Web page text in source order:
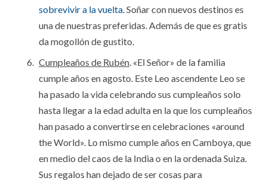
sobrevivir a la vuelta. Soñar con nuevos destinos es
una de nuestras preferidas. Además de que es gratis
da mogollón de gustito.
Cumpleaños de Rubén. «El Señor» de la familia
cumple años en agosto. Este Leo ascendente Leo se
ha pasado la vida celebrando sus cumpleaños solo
hasta llegar a la edad adulta en la que los cumpleaños
han pasado a convertirse en celebraciones «around
the World». Lo mismo cumple años en Camboya, que
en medio del caos de la India o en la ordenada Suiza.
Sus regalos han dejado de ser cosas para